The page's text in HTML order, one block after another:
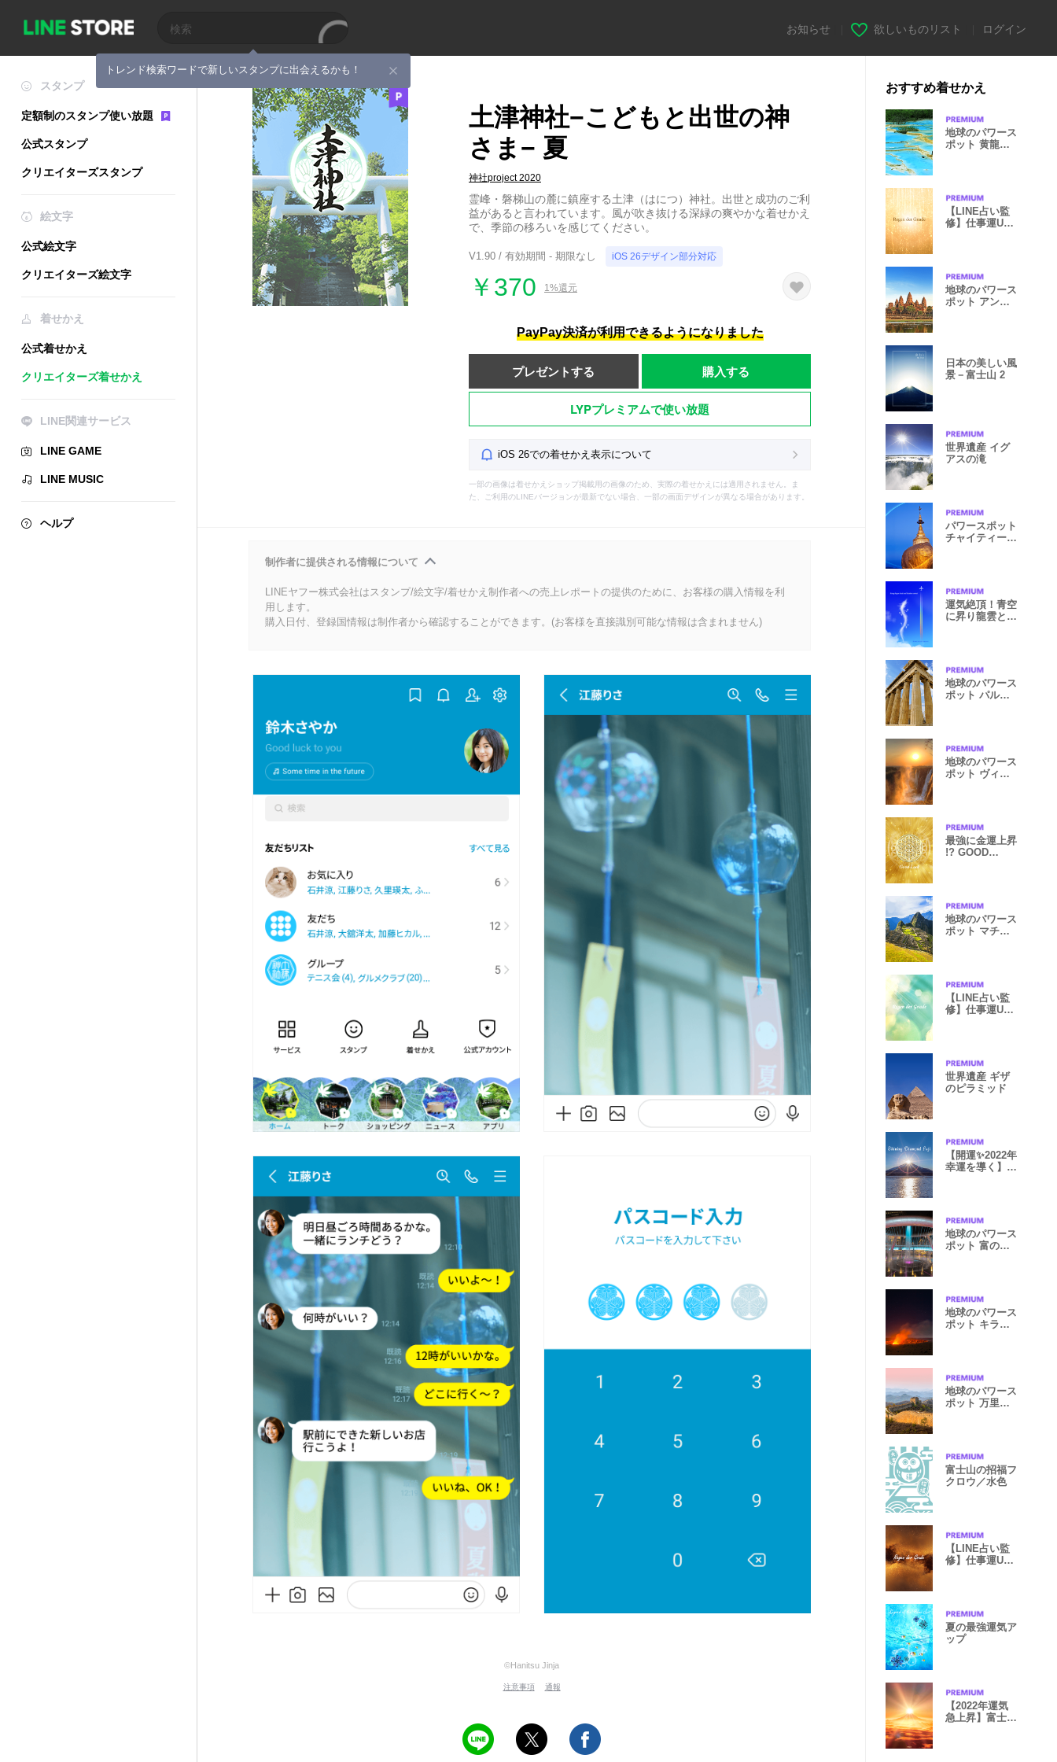
トレンド検索ワードで新しいスタンプに出会えるかも！
お知らせ 欲しいものリスト ログイン
スタンプ
定額制のスタンプ使い放題
公式スタンプ
クリエイターズスタンプ
絵文字
公式絵文字
クリエイターズ絵文字
着せかえ
公式着せかえ
クリエイターズ着せかえ
LINE関連サービス
LINE GAME
LINE MUSIC
ヘルプ
土津神社−こどもと出世の神
さま− 夏
神社project 2020
霊峰・磐梯山の麓に鎮座する土津（はにつ）神社。出世と成功のご利
益があると言われています。風が吹き抜ける深緑の爽やかな着せかえ
で、季節の移ろいを感じてください。
V1.90 / 有効期間 - 期限なし iOS 26デザイン部分対応
￥370 1%還元
PayPay決済が利用できるようになりました
プレゼントする 購入する
LYPプレミアムで使い放題
iOS 26での着せかえ表示について
一部の画像は着せかえショップ掲載用の画像のため、実際の着せかえには適用されません。ま
た、ご利用のLINEバージョンが最新でない場合、一部の画面デザインが異なる場合があります。
制作者に提供される情報について
LINEヤフー株式会社はスタンプ/絵文字/着せかえ制作者への売上レポートの提供のために、お客様の購入情報を利
用します。
購入日付、登録国情報は制作者から確認することができます。(お客様を直接識別可能な情報は含まれません)
©Hanitsu Jinja
注意事項 通報
おすすめ着せかえ
地球のパワース
ポット 黄龍の
【LINE占い監
修】仕事運UP
地球のパワース
ポット アンコ
日本の美しい風
景－富士山 2
世界遺産 イグ
アスの滝
パワースポット
チャイティーヨ
運気絶頂！青空
に昇り龍雲と虹
地球のパワース
ポット パルテ
地球のパワース
ポット ヴィク
最強に金運上昇
!? GOOD
地球のパワース
ポット マチュ
【LINE占い監
修】仕事運UP
世界遺産 ギザ
のピラミッド
【開運✨2022年
幸運を導く】ご
地球のパワース
ポット 富の噴
地球のパワース
ポット キラウ
地球のパワース
ポット 万里の
富士山の招福フ
クロウ／水色
【LINE占い監
修】仕事運UP
夏の最強運気ア
ップ
【2022年運気
急上昇】富士山